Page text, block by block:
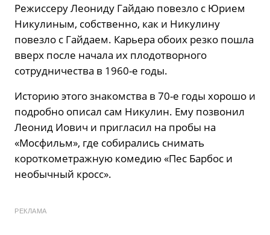
Режиссеру Леониду Гайдаю повезло с Юрием
Никулиным, собственно, как и Никулину
повезло с Гайдаем. Карьера обоих резко пошла
вверх после начала их плодотворного
сотрудничества в 1960-е годы.
Историю этого знакомства в 70-е годы хорошо и
подробно описал сам Никулин. Ему позвонил
Леонид Иович и пригласил на пробы на
«Мосфильм», где собирались снимать
короткометражную комедию «Пес Барбос и
необычный кросс».
РЕКЛАМА